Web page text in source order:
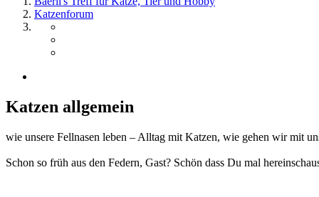
Katzenforum
Katzen allgemein
wie unsere Fellnasen leben – Alltag mit Katzen, wie gehen wir mit
Schon so früh aus den Federn, Gast? Schön dass Du mal